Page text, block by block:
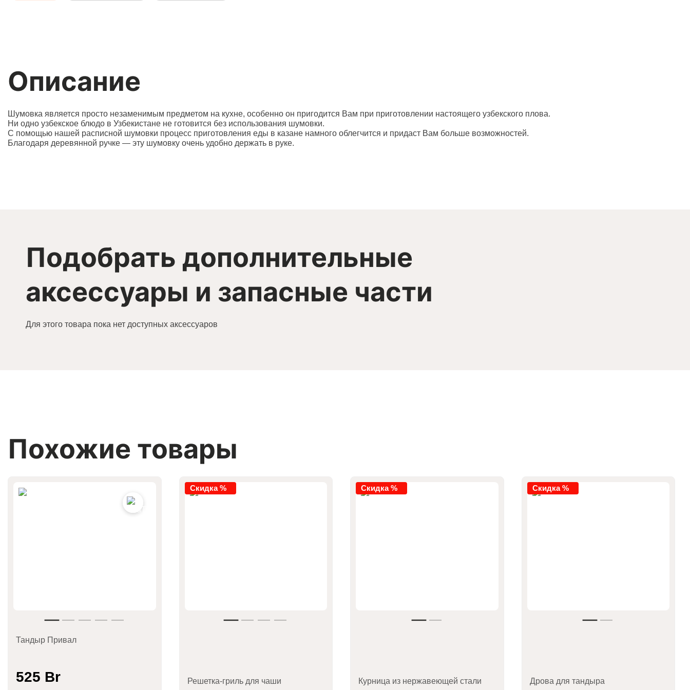
Описание
Шумовка является просто незаменимым предметом на кухне, особенно он пригодится Вам при приготовлении настоящего узбекского плова.
Ни одно узбекское блюдо в Узбекистане не готовится без использования шумовки.
С помощью нашей расписной шумовки процесс приготовления еды в казане намного облегчится и придаст Вам больше возможностей.
Благодаря деревянной ручке — эту шумовку очень удобно держать в руке.
Подобрать дополнительные
аксессуары и запасные части
Для этого товара пока нет доступных аксессуаров
Похожие товары
Тандыр Привал
525 Br
Скидка %
Решетка-гриль для чаши
Скидка %
Курница из нержавеющей стали
Скидка %
Дрова для тандыра